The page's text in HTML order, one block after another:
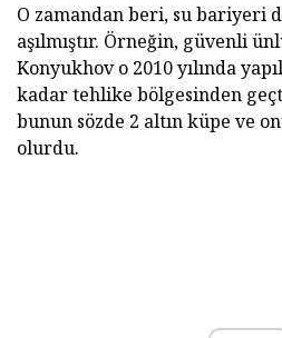
O zamandan beri, su bariyeri
aşılmıştır. Örneğin, güvenli
Konyukhov o 2010 yılında
kadar tehlike bölgesinden
bunun sözde 2 altın küpe ve
olurdu.